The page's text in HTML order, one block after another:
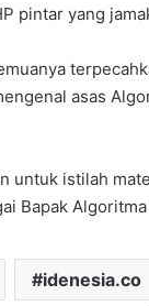
pintar yang
asas
untuk istilah
Bapak
idenesia.co